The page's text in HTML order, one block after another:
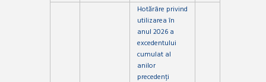
Hotărâre privind
utilizarea în
anul 2026 a
excedentului
cumulat al
anilor
precedenți